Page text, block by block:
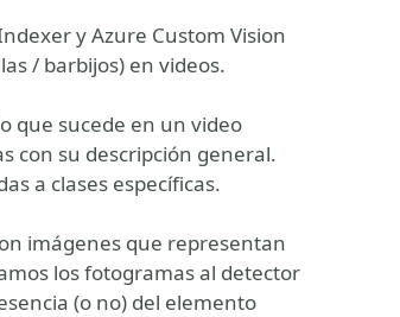
y Azure Custom Vision
/ barbijos) en videos.
que sucede en un video
con su descripción general.
a clases específicas.
imágenes que representan
los fotogramas al detector
(o no) del elemento